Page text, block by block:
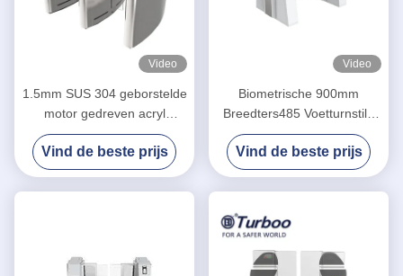
Video
1.5mm SUS 304 geborstelde
motor gedreven acryl
glijdende poort met 5 paren
van infrarode sensor
Vind de beste prijs
Video
Biometrische 900mm
Breedters485 Voetturnstile
Poort
Vind de beste prijs